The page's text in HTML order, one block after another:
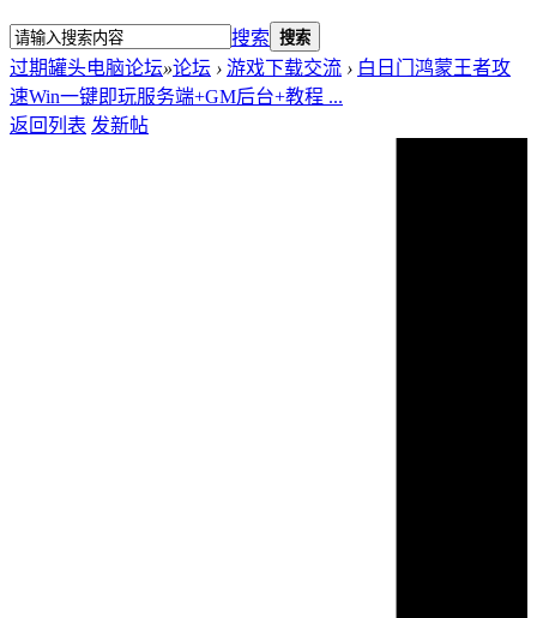
搜索 搜索
过期罐头电脑论坛»论坛 › 游戏下载交流 › 白日门鸿蒙王者攻
速Win一键即玩服务端+GM后台+教程 ...
返回列表 发新帖